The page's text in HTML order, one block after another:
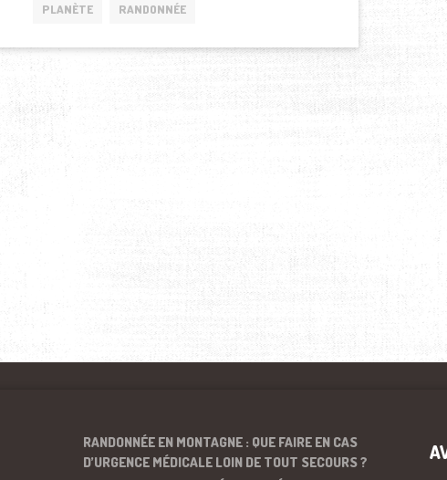
PLANÈTE RANDONNÉE
RANDONNÉE EN MONTAGNE : QUE FAIRE EN CAS
D’URGENCE MÉDICALE LOIN DE TOUT SECOURS ?